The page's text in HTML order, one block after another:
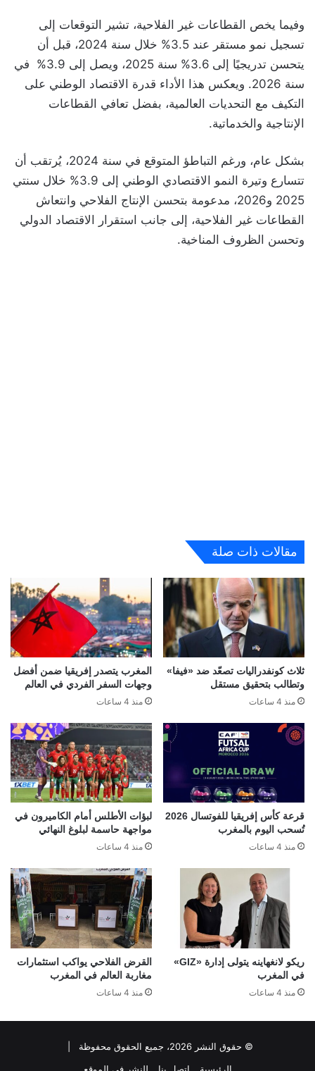
وفيما يخص القطاعات غير الفلاحية، تشير التوقعات إلى
تسجيل نمو مستقر عند 3.5% خلال سنة 2024، قبل أن
يتحسن تدريجيًا إلى 3.6% سنة 2025، ويصل إلى 3.9% في
سنة 2026. ويعكس هذا الأداء قدرة الاقتصاد الوطني على
التكيف مع التحديات العالمية، بفضل تعافي القطاعات
الإنتاجية والخدماتية.
بشكل عام، ورغم التباطؤ المتوقع في سنة 2024، يُرتقب أن
تتسارع وتيرة النمو الاقتصادي الوطني إلى 3.9% خلال سنتي
2025 و2026، مدعومة بتحسن الإنتاج الفلاحي وانتعاش
القطاعات غير الفلاحية، إلى جانب استقرار الاقتصاد الدولي
وتحسن الظروف المناخية.
مقالات ذات صلة
ثلاث كونفدراليات تصعّد ضد «فيفا»
وتطالب بتحقيق مستقل
منذ 4 ساعات
المغرب يتصدر إفريقيا ضمن أفضل
وجهات السفر الفردي في العالم
منذ 4 ساعات
قرعة كأس إفريقيا للفوتسال 2026
تُسحب اليوم بالمغرب
منذ 4 ساعات
لبؤات الأطلس أمام الكاميرون في
مواجهة حاسمة لبلوغ النهائي
منذ 4 ساعات
ريكو لانغهاينه يتولى إدارة «GIZ»
في المغرب
منذ 4 ساعات
القرض الفلاحي يواكب استثمارات
مغاربة العالم في المغرب
منذ 4 ساعات
© حقوق النشر 2026، جميع الحقوق محفوظة |
الرئيسية
اتصل بنا للنشر في الموقع